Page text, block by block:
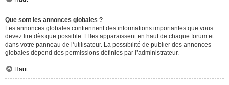
Que sont les annonces globales ?
Les annonces globales contiennent des informations importantes que vous
devez lire dès que possible. Elles apparaissent en haut de chaque forum et
dans votre panneau de l’utilisateur. La possibilité de publier des annonces
globales dépend des permissions définies par l’administrateur.
Haut